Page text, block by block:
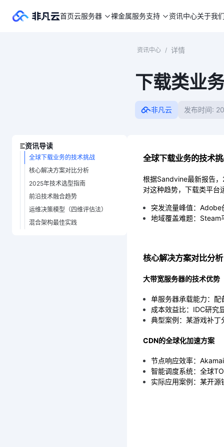
首页云服务器 裸金属服务支持 资讯中心关于我
资讯中心 / 详情
下载类业
非凡云 发布时间:
资讯导读
全球下载业务的技术挑战
核心解决方案对比分析
2025年技术选型指南
前沿技术融合趋势
运维决策模型（四维评估法）
混合架构最佳实践
全球下载业务的技术
根据Sandvine最新报告
对这种趋势，下载类平台
突发流量峰值：Adobe
地域覆盖难题：Steam
核心解决方案对比分析
大带宽服务器的技术优势
单服务器承载能力：
成本效益比：IDC研究
典型案例：某游戏补
CDN的全球化加速方案
节点响应效率：
智能调度系统：全球
实际应用案例：某开